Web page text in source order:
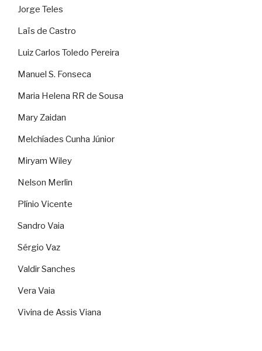
Jorge Teles
Laïs de Castro
Luiz Carlos Toledo Pereira
Manuel S. Fonseca
Maria Helena RR de Sousa
Mary Zaidan
Melchíades Cunha Júnior
Miryam Wiley
Nelson Merlin
Plínio Vicente
Sandro Vaia
Sérgio Vaz
Valdir Sanches
Vera Vaia
Vivina de Assis Viana